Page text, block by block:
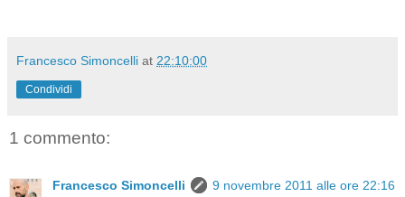
Francesco Simoncelli at 22:10:00
Condividi
1 commento:
Francesco Simoncelli
9 novembre 2011 alle ore 22:16